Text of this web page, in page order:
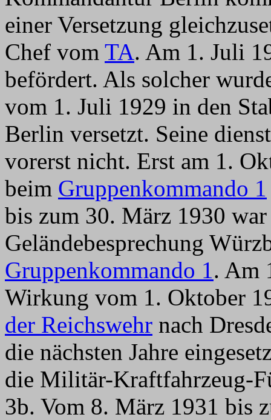
einer Versetzung
Chef vom TA. Am 1. Juli
befördert. Als solcher
vom 1. Juli 1929 in den
Berlin versetzt. Seine
vorerst nicht. Erst am 1.
beim Gruppenkommando 1
bis zum 30. März 1930
Geländebesprechung
Gruppenkommando 1. Am
Wirkung vom 1. Oktober
der Reichswehr nach
die nächsten Jahre
die Militär-Kraftfahrzeug-
3b. Vom 8. März 1931 bis